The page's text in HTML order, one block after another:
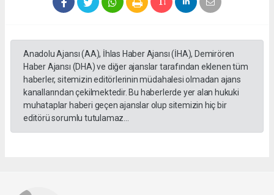
Anadolu Ajansı (AA), İhlas Haber Ajansı (İHA), Demirören
Haber Ajansı (DHA) ve diğer ajanslar tarafından eklenen tüm
haberler, sitemizin editörlerinin müdahalesi olmadan ajans
kanallarından çekilmektedir. Bu haberlerde yer alan hukuki
muhataplar haberi geçen ajanslar olup sitemizin hiç bir
editörü sorumlu tutulamaz...